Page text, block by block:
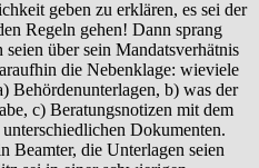
geben zu erklären, es sei der
Regeln gehen! Dann sprang
über sein Mandatsverhätnis
die Nebenklage: wieviele
Behördenunterlagen, b) was der
c) Beratungsnotizen mit dem
Dokumenten.
Beamter, die Unterlagen seien